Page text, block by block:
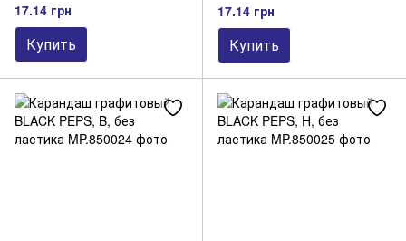
17.14 грн
Купить
17.14 грн
Купить